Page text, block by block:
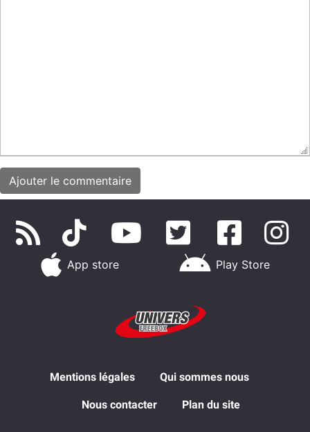
App store Play Store
Mentions légales Qui sommes nous
Nous contacter Plan du site